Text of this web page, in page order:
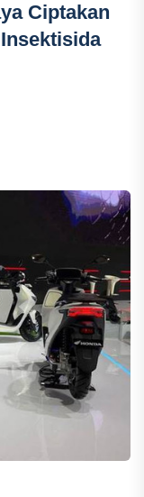
Ciptakan